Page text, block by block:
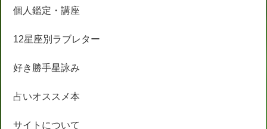
個人鑑定・講座
12星座別ラブレター
好き勝手星詠み
占いオススメ本
サイトについて